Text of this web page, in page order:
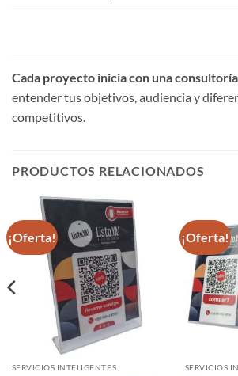
Cada proyecto inicia con una
entender tus objetivos, audiencia y
competitivos.
PRODUCTOS RELACIONADOS
¡Oferta!
SERVICIOS INTELIGENTES
¡Oferta!
SERVICIOS